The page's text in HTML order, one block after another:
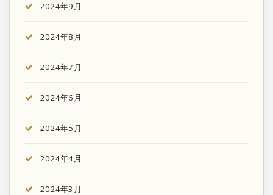
2024年9月
2024年8月
2024年7月
2024年6月
2024年5月
2024年4月
2024年3月